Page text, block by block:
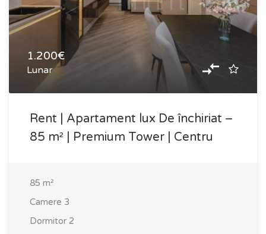
1.200€
Lunar
Rent | Apartament lux De închiriat –
85 m² | Premium Tower | Centru
85 m²
Camere 3
Dormitor 2